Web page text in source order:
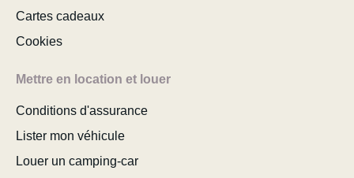
Cartes cadeaux
Cookies
Mettre en location et louer
Conditions d'assurance
Lister mon véhicule
Louer un camping-car